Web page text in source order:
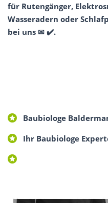
für Rutengänger,
Wasseradern oder
bei uns ✉ ✔️.
Baubiologe
Ihr Baubiologe